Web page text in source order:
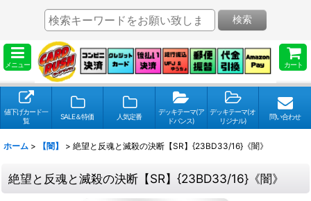
メニュー カート
検索
値下げカード一
覧
SALE＆特価 人気定番
デッキテーマ(ア
ドバンス)
デッキテーマ(オ
リジナル)
問い合わせ
ホーム > 【闇】 > 絶望と反魂と滅殺の決断【SR】{23BD33/16}《闇》
絶望と反魂と滅殺の決断【SR】{23BD33/16}《闇》